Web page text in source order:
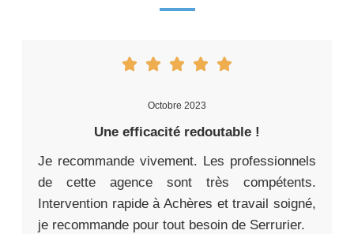
Octobre 2023
Une efficacité redoutable !
Je recommande vivement. Les professionnels
de cette agence sont très compétents.
Intervention rapide à Achères et travail soigné,
je recommande pour tout besoin de Serrurier.